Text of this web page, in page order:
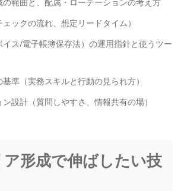
ックの流れ、想定リードタイム）
ス/電子帳簿保存法）の運用指針と使うツー
準（実務スキルと行動の見られ方）
設計（質問しやすさ、情報共有の場）
形成で伸ばしたい技